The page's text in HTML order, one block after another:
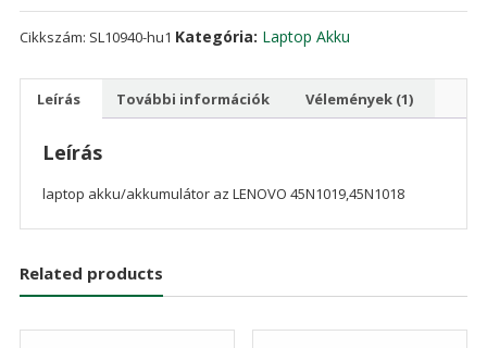
Cikkszám: SL10940-hu1 Kategória: Laptop Akku
Leírás További információk Vélemények (1)
Leírás
laptop akku/akkumulátor az LENOVO 45N1019,45N1018
Related products